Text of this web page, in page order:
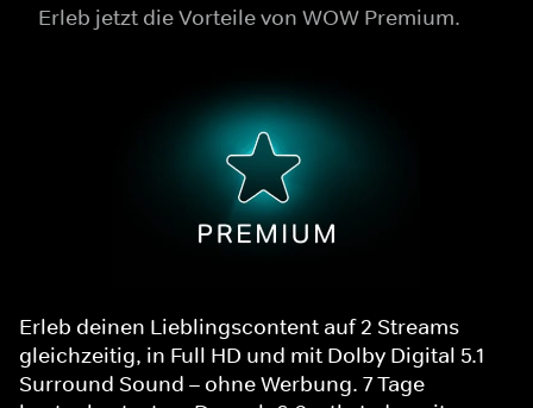
Erleb jetzt die Vorteile von WOW Premium.
Erleb deinen Lieblingscontent auf 2 Streams
gleichzeitig, in Full HD und mit Dolby Digital 5.1
Surround Sound – ohne Werbung. 7 Tage